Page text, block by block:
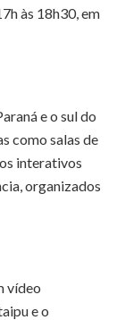
às 18h30, em
e o sul do
como salas de
interativos
organizados
vídeo
e o